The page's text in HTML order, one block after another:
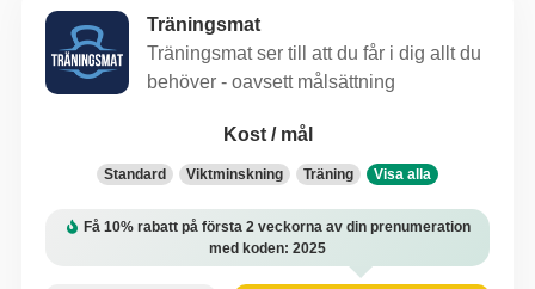
Träningsmat
Träningsmat ser till att du får i dig allt du
behöver - oavsett målsättning
Kost / mål
Standard Viktminskning Träning
Få 10% rabatt på första 2 veckorna av din prenumeration
med koden: 2025